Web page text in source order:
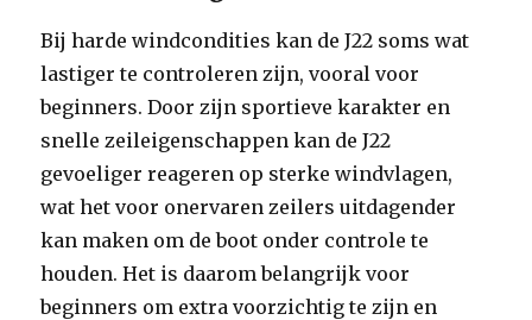
Bij harde windcondities kan de J22 soms wat
lastiger te controleren zijn, vooral voor
beginners. Door zijn sportieve karakter en
snelle zeileigenschappen kan de J22
gevoeliger reageren op sterke windvlagen,
wat het voor onervaren zeilers uitdagender
kan maken om de boot onder controle te
houden. Het is daarom belangrijk voor
beginners om extra voorzichtig te zijn en